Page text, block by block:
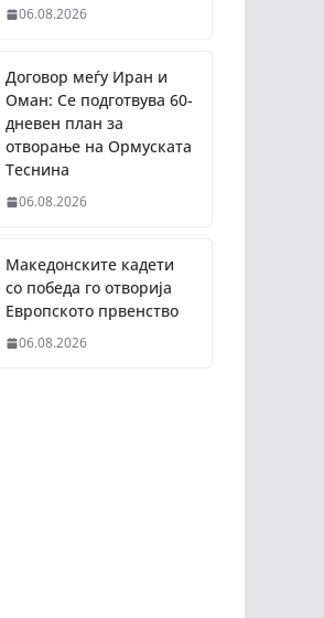
06.08.2026
Договор меѓу Иран и
Оман: Се подготвува 60-
дневен план за
отворање на Ормуската
Теснина
06.08.2026
Македонските кадети
со победа го отворија
Европското првенство
06.08.2026